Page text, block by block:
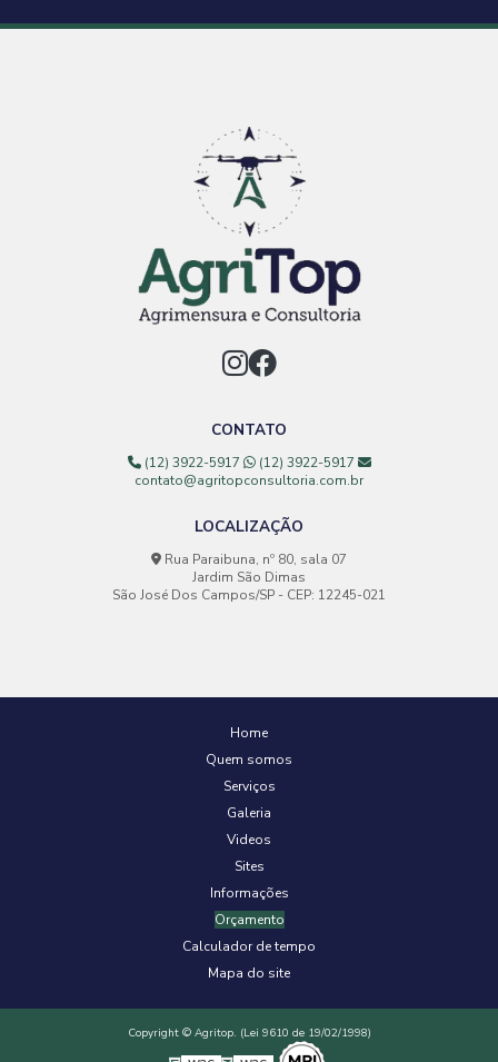
CONTATO
(12) 3922-5917
(12) 3922-5917
contato@agritopconsultoria.com.br
LOCALIZAÇÃO
Rua Paraibuna, nº 80, sala 07
Jardim São Dimas
São José Dos Campos/SP - CEP: 12245-021
Home
Quem somos
Serviços
Galeria
Videos
Sites
Informações
Orçamento
Calculador de tempo
Mapa do site
Copyright © Agritop. (Lei 9610 de 19/02/1998)